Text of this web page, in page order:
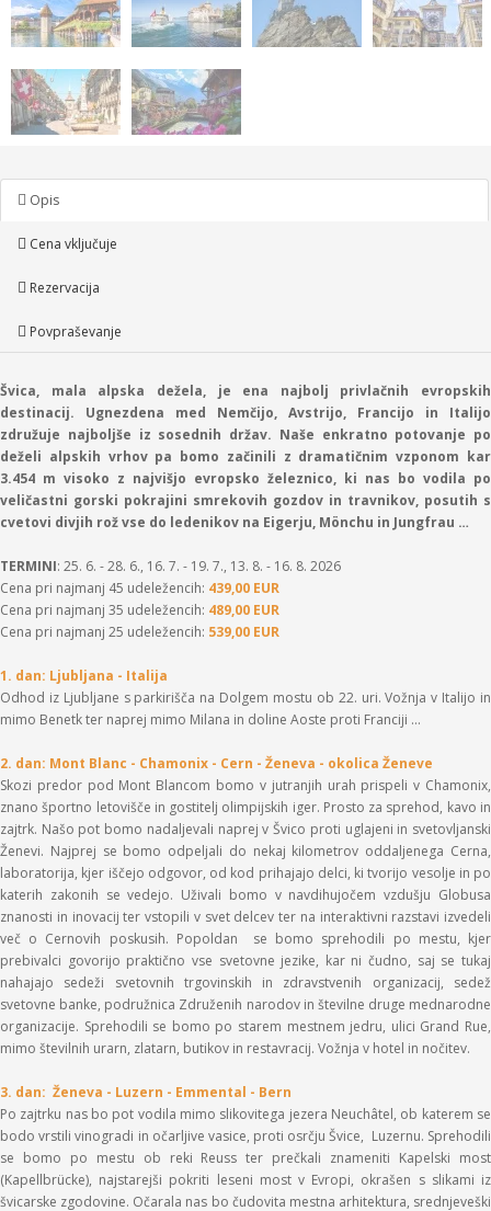
Opis
Cena vključuje
Rezervacija
Povpraševanje
Švica, mala alpska dežela, je ena najbolj privlačnih evropskih
destinacij. Ugnezdena med Nemčijo, Avstrijo, Francijo in Italijo
združuje najboljše iz sosednih držav. Naše enkratno potovanje po
deželi alpskih vrhov pa bomo začinili z dramatičnim vzponom kar
3.454 m visoko z najvišjo evropsko železnico, ki nas bo vodila po
veličastni gorski pokrajini smrekovih gozdov in travnikov, posutih s
cvetovi divjih rož vse do ledenikov na Eigerju, Mönchu in Jungfrau …
TERMINI: 25. 6. - 28. 6., 16. 7. - 19. 7., 13. 8. - 16. 8. 2026
Cena pri najmanj 45 udeležencih: 439,00 EUR
Cena pri najmanj 35 udeležencih: 489,00 EUR
Cena pri najmanj 25 udeležencih: 539,00 EUR
1. dan: Ljubljana - Italija
Odhod iz Ljubljane s parkirišča na Dolgem mostu ob 22. uri. Vožnja v Italijo in
mimo Benetk ter naprej mimo Milana in doline Aoste proti Franciji …
2. dan: Mont Blanc - Chamonix - Cern - Ženeva - okolica Ženeve
Skozi predor pod Mont Blancom bomo v jutranjih urah prispeli v Chamonix,
znano športno letovišče in gostitelj olimpijskih iger. Prosto za sprehod, kavo in
zajtrk. Našo pot bomo nadaljevali naprej v Švico proti uglajeni in svetovljanski
Ženevi. Najprej se bomo odpeljali do nekaj kilometrov oddaljenega Cerna,
laboratorija, kjer iščejo odgovor, od kod prihajajo delci, ki tvorijo vesolje in po
katerih zakonih se vedejo. Uživali bomo v navdihujočem vzdušju Globusa
znanosti in inovacij ter vstopili v svet delcev ter na interaktivni razstavi izvedeli
več o Cernovih poskusih. Popoldan se bomo sprehodili po mestu, kjer
prebivalci govorijo praktično vse svetovne jezike, kar ni čudno, saj se tukaj
nahajajo sedeži svetovnih trgovinskih in zdravstvenih organizacij, sedež
svetovne banke, podružnica Združenih narodov in številne druge mednarodne
organizacije. Sprehodili se bomo po starem mestnem jedru, ulici Grand Rue,
mimo številnih urarn, zlatarn, butikov in restavracij. Vožnja v hotel in nočitev.
3. dan: Ženeva - Luzern - Emmental - Bern
Po zajtrku nas bo pot vodila mimo slikovitega jezera Neuchâtel, ob katerem se
bodo vrstili vinogradi in očarljive vasice, proti osrčju Švice, Luzernu. Sprehodili
se bomo po mestu ob reki Reuss ter prečkali znameniti Kapelski most
(Kapellbrücke), najstarejši pokriti leseni most v Evropi, okrašen s slikami iz
švicarske zgodovine. Očarala nas bo čudovita mestna arhitektura, srednjeveški